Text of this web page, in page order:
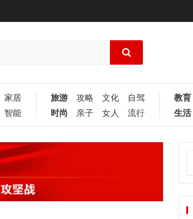
家居
智能
旅游 攻略 文化
自驾
时尚
亲子 女人 流行
教育
生活